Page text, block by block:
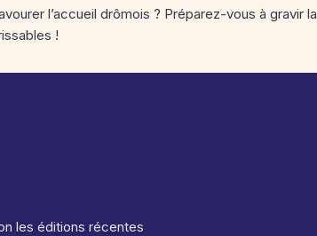
l’accueil drômois ? Préparez-vous à gravir la
!
les éditions récentes